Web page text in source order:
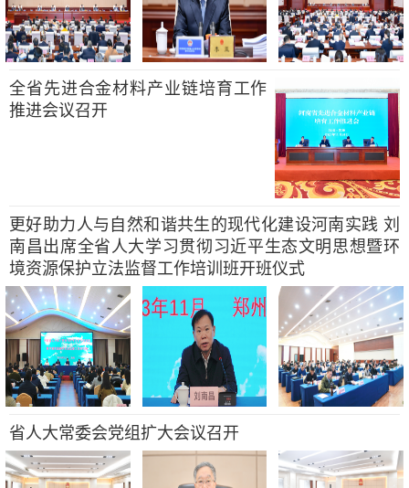
全省先进合金材料产业链培育工作
推进会议召开
更好助力人与自然和谐共生的现代化建设河南实践 刘
南昌出席全省人大学习贯彻习近平生态文明思想暨环
境资源保护立法监督工作培训班开班仪式
省人大常委会党组扩大会议召开